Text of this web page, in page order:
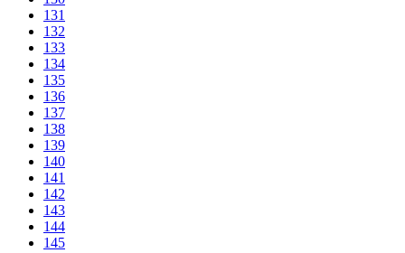
131
132
133
134
135
136
137
138
139
140
141
142
143
144
145